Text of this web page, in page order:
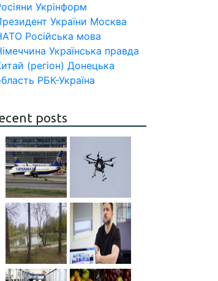
Укрінформ
України Москва
Російська мова
Українська правда
(регіон) Донецька
РБК-Україна
posts